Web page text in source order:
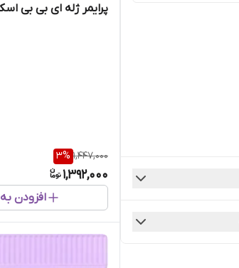
پرایمر ژله ای بی بی
1,447,000
3%
1,392,000
افزودن